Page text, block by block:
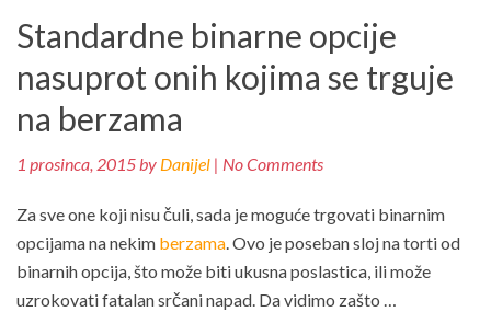
Standardne binarne opcije
nasuprot onih kojima se trguje
na berzama
1 prosinca, 2015 by Danijel | No Comments
Za sve one koji nisu čuli, sada je moguće trgovati binarnim
opcijama na nekim berzama. Ovo je poseban sloj na torti od
binarnih opcija, što može biti ukusna poslastica, ili može
uzrokovati fatalan srčani napad. Da vidimo zašto …
Navigacija
objava